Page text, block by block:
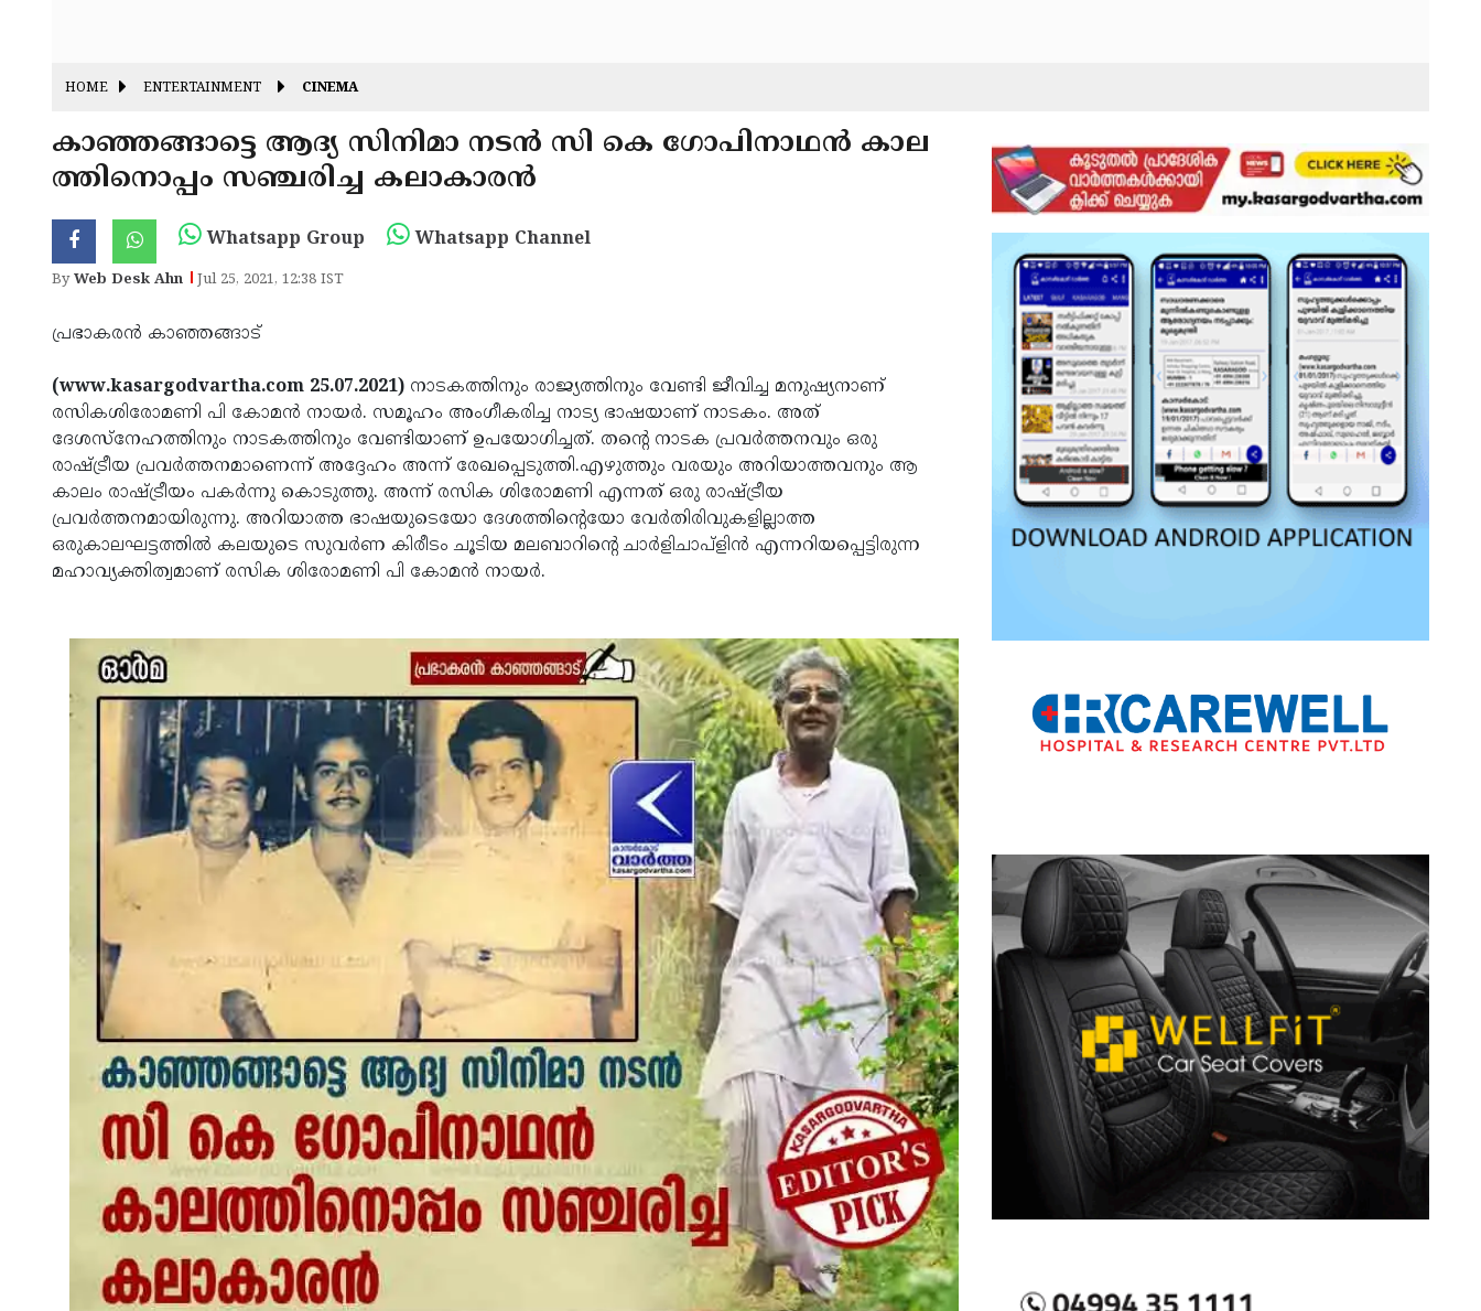
HOME ENTERTAINMENT CINEMA
കാഞ്ഞങ്ങാട്ടെ ആദ്യ സിനിമാ നടൻ സി കെ ഗോപിനാഥന്‍ കാല
ത്തിനൊപ്പം സഞ്ചരിച്ച കലാകാരൻ
Whatsapp Group Whatsapp Channel
ByWeb Desk Ahn Jul 25, 2021, 12:38 IST
പ്രഭാകരന്‍ കാഞ്ഞങ്ങാട്
(www.kasargodvartha.com 25.07.2021) നാടകത്തിനും രാജ്യത്തിനും വേണ്ടി ജീവിച്ച മനുഷ്യനാണ്
രസികശിരോമണി പി കോമന്‍ നായര്‍. സമൂഹം അംഗീകരിച്ച നാട്യ ഭാഷയാണ് നാടകം. അത്
ദേശസ്‌നേഹത്തിനും നാടകത്തിനും വേണ്ടിയാണ് ഉപയോഗിച്ചത്. തന്റെ നാടക പ്രവര്‍ത്തനവും ഒരു
രാഷ്ട്രീയ പ്രവര്‍ത്തനമാണെന്ന് അദ്ദേഹം അന്ന് രേഖപ്പെടുത്തി.എഴുത്തും വരയും അറിയാത്തവനും ആ
കാലം രാഷ്ട്രീയം പകര്‍ന്നു കൊടുത്തു. അന്ന് രസിക ശിരോമണി എന്നത് ഒരു രാഷ്ട്രീയ
പ്രവര്‍ത്തനമായിരുന്നു. അറിയാത്ത ഭാഷയുടെയോ ദേശത്തിന്റെയോ വേര്‍തിരിവുകളില്ലാത്ത
ഒരുകാലഘട്ടത്തില്‍ കലയുടെ സുവര്‍ണ കിരീടം ചൂടിയ മലബാറിന്റെ ചാര്‍ളിചാപ്‌ളിന്‍ എന്നറിയപ്പെട്ടിരുന്ന
മഹാവ്യക്തിത്വമാണ് രസിക ശിരോമണി പി കോമന്‍ നായര്‍.